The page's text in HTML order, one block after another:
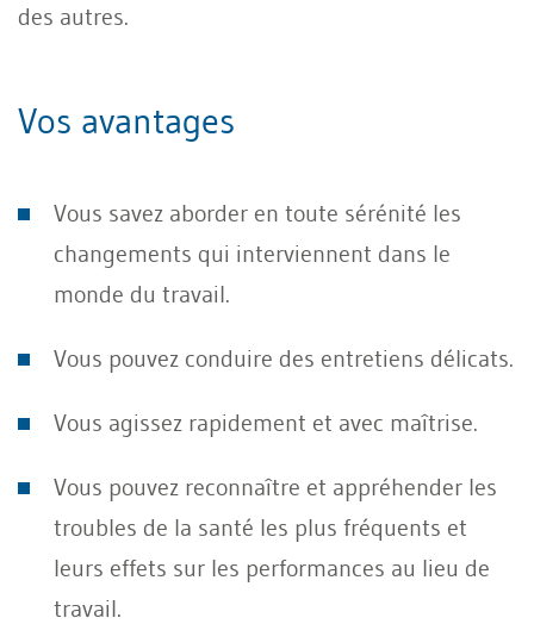
des autres.
Vos avantages
Vous savez aborder en toute sérénité les
changements qui interviennent dans le
monde du travail.
Vous pouvez conduire des entretiens délicats.
Vous agissez rapidement et avec maîtrise.
Vous pouvez reconnaître et appréhender les
troubles de la santé les plus fréquents et
leurs effets sur les performances au lieu de
travail.